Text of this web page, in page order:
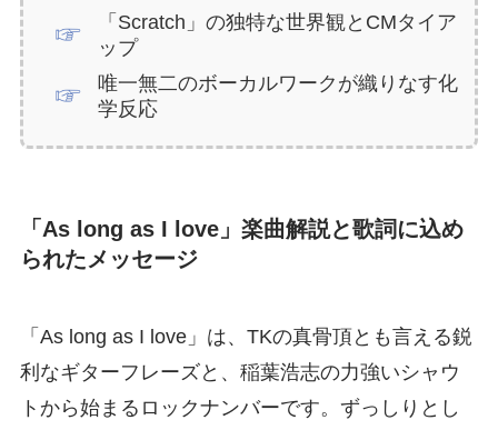
「Scratch」の独特な世界観とCMタイア
ップ
唯一無二のボーカルワークが織りなす化
学反応
「As long as I love」楽曲解説と歌詞に込め
られたメッセージ
「As long as I love」は、TKの真骨頂とも言える鋭
利なギターフレーズと、稲葉浩志の力強いシャウ
トから始まるロックナンバーです。ずっしりとし